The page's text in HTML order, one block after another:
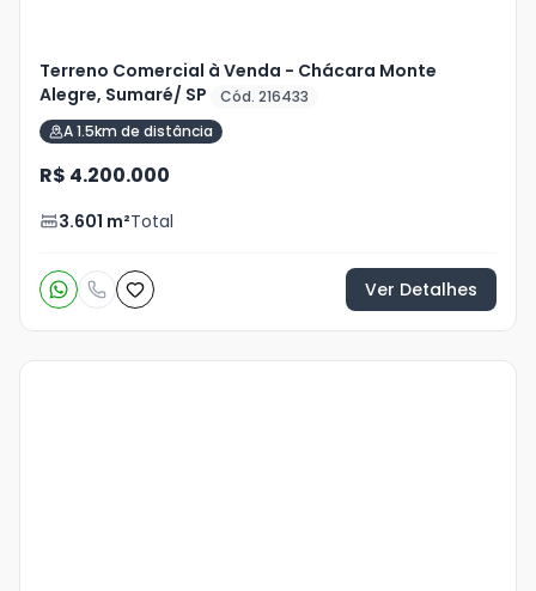
Terreno Comercial à Venda - Chácara Monte
Alegre, Sumaré/ SP
Cód. 216433
A 1.5km de distância
R$ 4.200.000
3.601 m²Total
Ver Detalhes